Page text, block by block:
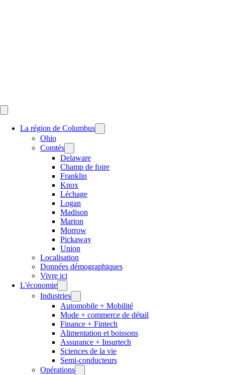
La région de Columbus
Ohio
Comtés
Delaware
Champ de foire
Franklin
Knox
Léchage
Logan
Madison
Marion
Morrow
Pickaway
Union
Localisation
Données démographiques
Vivre ici
L'économie
Industries
Automobile + Mobilité
Mode + commerce de détail
Finance + Fintech
Alimentation et boissons
Assurance + Insurtech
Sciences de la vie
Semi-conducteurs
Opérations